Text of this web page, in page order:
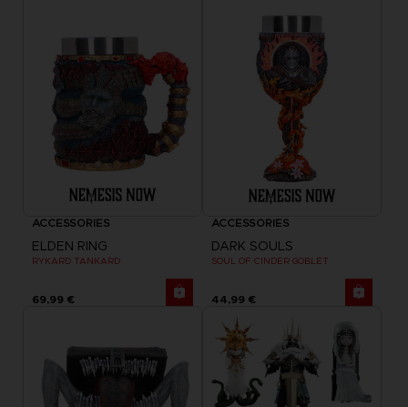
ACCESSORIES
ELDEN RING
RYKARD TANKARD
69,99 €
ACCESSORIES
DARK SOULS
SOUL OF CINDER GOBLET
44,99 €